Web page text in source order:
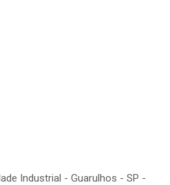
Industrial - Guarulhos - SP -